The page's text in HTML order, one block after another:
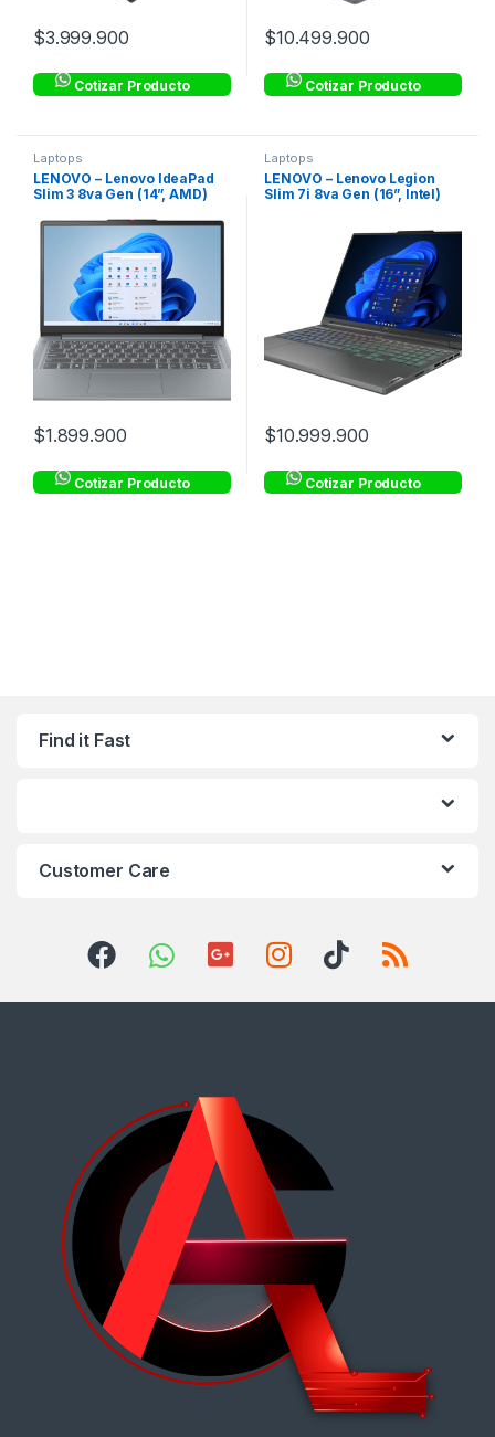
$3.999.900
Cotizar Producto
$10.499.900
Cotizar Producto
Laptops
LENOVO – Lenovo IdeaPad
Slim 3 8va Gen (14”, AMD)
$1.899.900
Cotizar Producto
Laptops
LENOVO – Lenovo Legion
Slim 7i 8va Gen (16”, Intel)
$10.999.900
Cotizar Producto
Find it Fast
Customer Care